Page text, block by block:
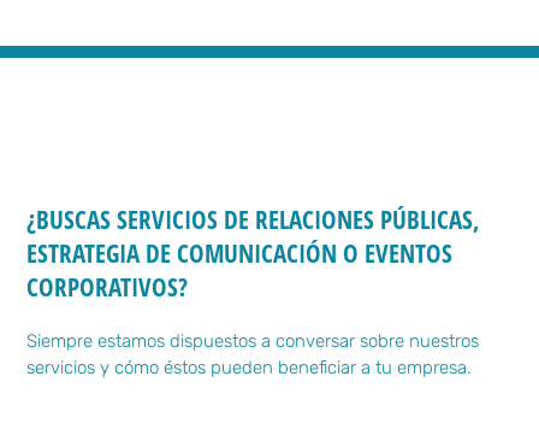
¿BUSCAS SERVICIOS DE RELACIONES PÚBLICAS,
ESTRATEGIA DE COMUNICACIÓN O EVENTOS
CORPORATIVOS?
Siempre estamos dispuestos a conversar sobre nuestros
servicios y cómo éstos pueden beneficiar a tu empresa.